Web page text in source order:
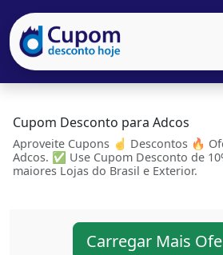
Cupom Desconto para Adcos
Aproveite Cupons ☝ Descontos 🔥
Adcos. ✅ Use Cupom Desconto de
maiores Lojas do Brasil e Exterior.
Carregar Mais